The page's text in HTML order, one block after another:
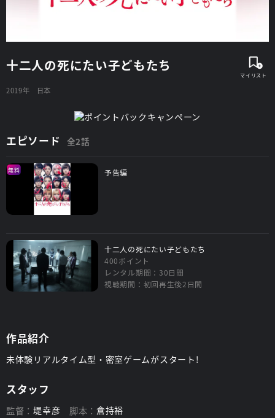
十二人の死にたい子どもたち
2019年 日本
エピソード 全2話
無料 予告編
十二人の死にたい子どもたち
400ポイント
レンタル期間：30日間
視聴期間：初回再生後2日間
作品紹介
未体験リアルタイム型・密室ゲームがスタート!
スタッフ
監督：堤幸彦 脚本：倉持裕